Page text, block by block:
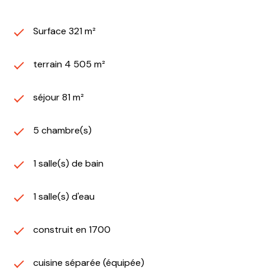
Surface 321 m²
terrain 4 505 m²
séjour 81 m²
5 chambre(s)
1 salle(s) de bain
1 salle(s) d'eau
construit en 1700
cuisine séparée (équipée)